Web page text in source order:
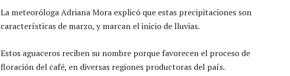
La meteoróloga Adriana Mora explicó que estas precipitaciones son
características de marzo, y marcan el inicio de lluvias.
Estos aguaceros reciben su nombre porque favorecen el proceso de
floración del café, en diversas regiones productoras del país.